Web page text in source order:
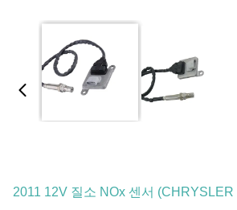
2011 12V 질소 NOx 센서